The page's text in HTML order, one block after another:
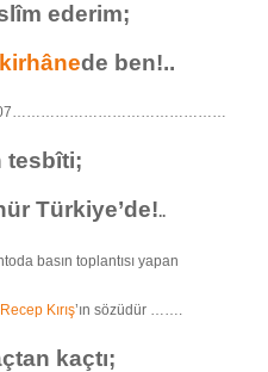
ederim;
de ben!..
tesbîti;
Türkiye’de!..
basın toplantısı yapan
Recep Kırış’ın sözüdür …….
kaçtı;